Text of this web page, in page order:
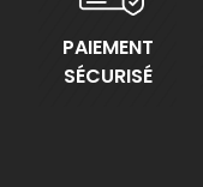
PAIEMENT
SÉCURISÉ